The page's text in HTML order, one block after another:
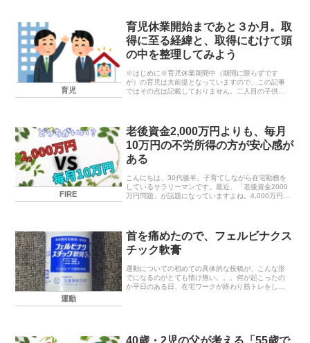
育児
育児休業開始まであと３か月。取
得に至る経緯と、取得にむけて頭
の中を整理してみよう
※はじめに※育児休業期間中（期間に限らずです
が）の育児は大前提となっていますので、この記事
ではその点は記載しておりません。二人目の子供が
FIRE
老後資金2,000万円よりも、毎月
10万円の不労所得の方が安心感が
ある
こんにちは、30代後半、子育てしながら在宅勤務を
しているサラリーマンです。最近、「老後資金2000
万円問題」が話題になっていますよね。4,000万円と
運動
首を痛めたので、フェルビナクス
チック軟膏
運動についての初めての具体的な投稿が、こんな形
でになるのがとても情け無い。。。何が起こったの
か平日のある日、在宅ワークが終わり筋トレをしま
40歳・2児の父が考える「55歳で